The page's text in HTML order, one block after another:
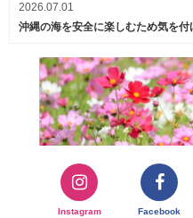
2026.07.01
沖縄の海を安全に楽しむため気を
Instagram Facebook